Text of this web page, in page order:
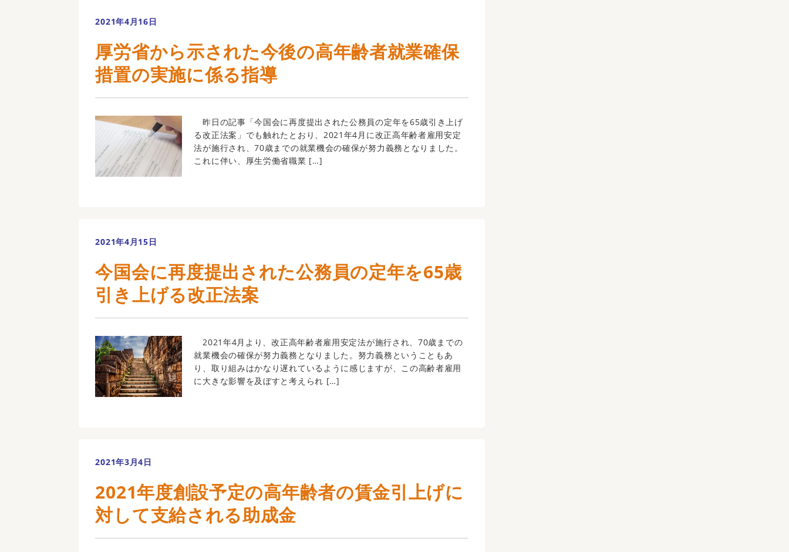
2021年4月16日
厚労省から示された今後の高年齢者就業確保
措置の実施に係る指導
昨日の記事「今国会に再度提出された公務員の定年を65歳引き上げ
る改正法案」でも触れたとおり、2021年4月に改正高年齢者雇用安定
法が施行され、70歳までの就業機会の確保が努力義務となりました。
これに伴い、厚生労働省職業 […]
2021年4月15日
今国会に再度提出された公務員の定年を65歳
引き上げる改正法案
2021年4月より、改正高年齢者雇用安定法が施行され、70歳までの
就業機会の確保が努力義務となりました。努力義務ということもあ
り、取り組みはかなり遅れているように感じますが、この高齢者雇用
に大きな影響を及ぼすと考えられ […]
2021年3月4日
2021年度創設予定の高年齢者の賃金引上げに
対して支給される助成金